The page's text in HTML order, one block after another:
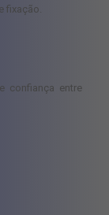
fixação.
confiança entre